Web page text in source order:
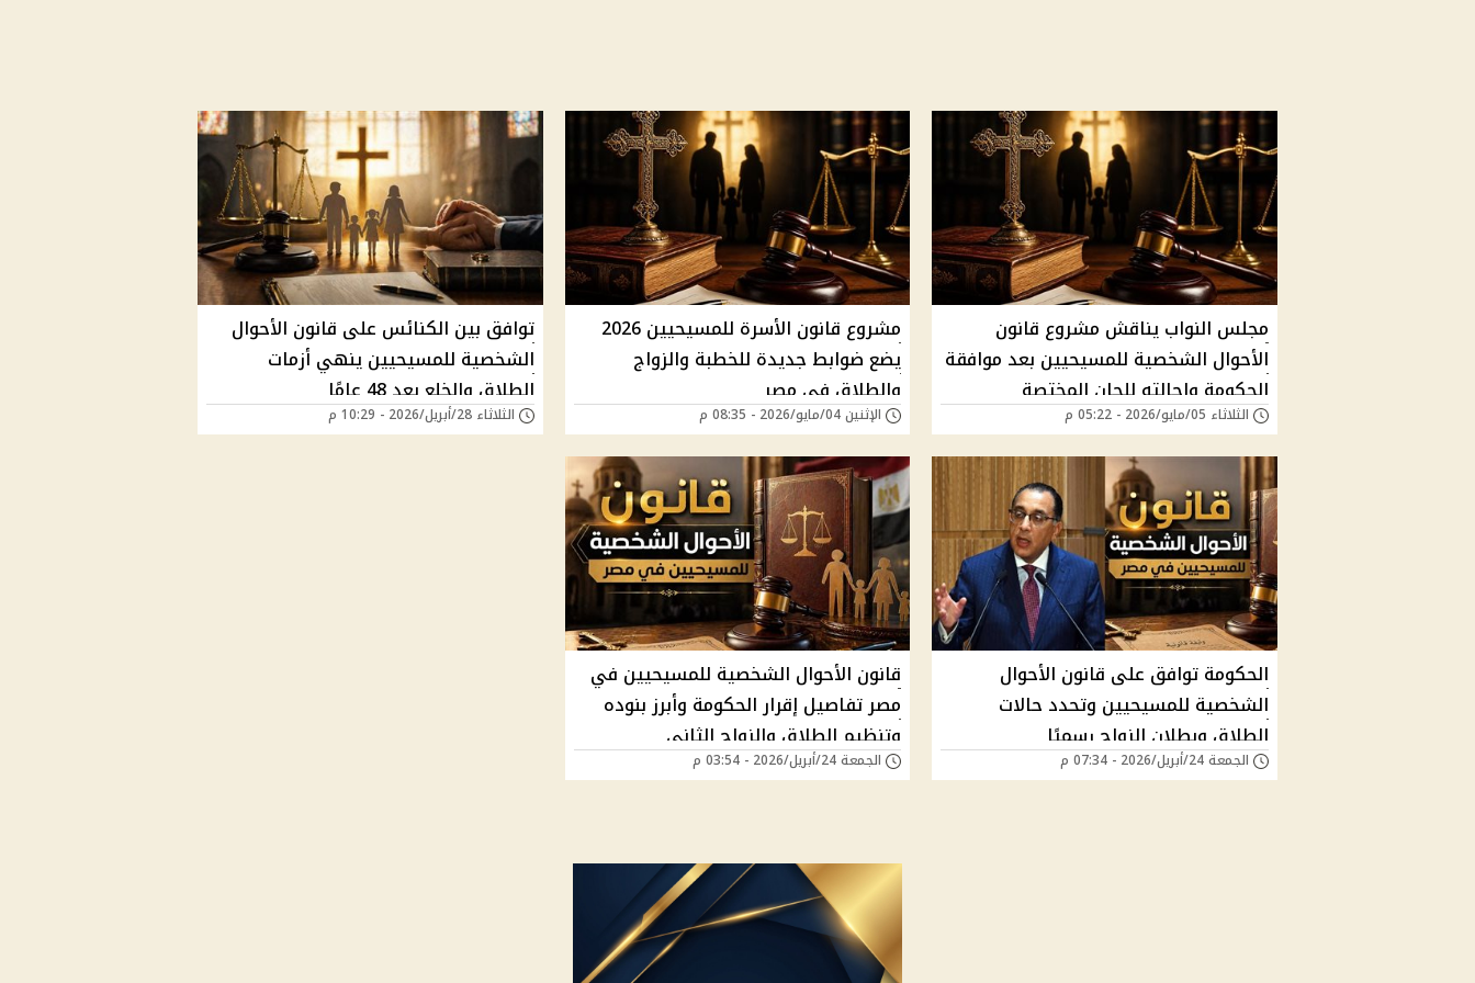
مجلس النواب يناقش مشروع قانون
الأحوال الشخصية للمسيحيين بعد موافقة
الحكومة وإحالته للجان المختصة
الثلاثاء 05/مايو/2026 - 05:22 م
مشروع قانون الأسرة للمسيحيين 2026
يضع ضوابط جديدة للخطبة والزواج
والطلاق في مصر
الإثنين 04/مايو/2026 - 08:35 م
توافق بين الكنائس على قانون الأحوال
الشخصية للمسيحيين ينهي أزمات
الطلاق والخلع بعد 48 عامًا
الثلاثاء 28/أبريل/2026 - 10:29 م
الحكومة توافق على قانون الأحوال
الشخصية للمسيحيين وتحدد حالات
الطلاق وبطلان الزواج رسميًا
الجمعة 24/أبريل/2026 - 07:34 م
قانون الأحوال الشخصية للمسيحيين في
مصر تفاصيل إقرار الحكومة وأبرز بنوده
وتنظيم الطلاق والزواج الثاني
الجمعة 24/أبريل/2026 - 03:54 م